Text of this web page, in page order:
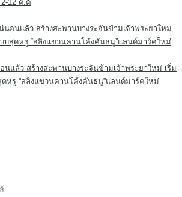
12 ต.ค
นแล้ว สร้างสะพานบางระจันข้ามเจ้าพระยาใหม่ เริ่ม
หรู “สลิงแขวนคานโค้งคันธนู”แลนด์มาร์คใหม่